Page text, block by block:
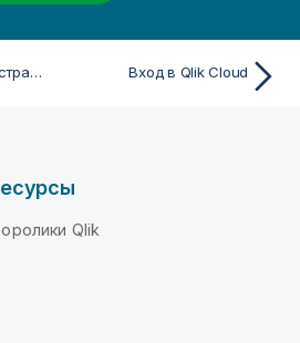
Настройка главной страницы в центре активности Наблюдения Вход в Qlik Cloud
Qlik